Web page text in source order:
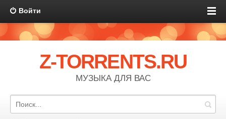
Войти
Z-TORRENTS.RU
МУЗЫКА ДЛЯ ВАС